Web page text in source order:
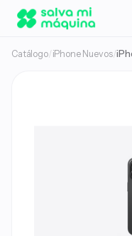
Catálogo/ iPhone Nuevos/